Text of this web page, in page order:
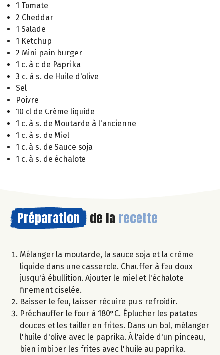
1 Tomate
2 Cheddar
1 Salade
1 Ketchup
2 Mini pain burger
1 c. à c de Paprika
3 c. à s. de Huile d'olive
Sel
Poivre
10 cl de Crème liquide
1 c. à s. de Moutarde à l'ancienne
1 c. à s. de Miel
1 c. à s. de Sauce soja
1 c. à s. de échalote
Préparation de la recette
Mélanger la moutarde, la sauce soja et la crème
liquide dans une casserole. Chauffer à feu doux
jusqu'à ébullition. Ajouter le miel et l'échalote
finement ciselée.
Baisser le feu, laisser réduire puis refroidir.
Préchauffer le four à 180°C. Éplucher les patates
douces et les tailler en frites. Dans un bol, mélanger
l'huile d'olive avec le paprika. À l'aide d'un pinceau,
bien imbiber les frites avec l'huile au paprika.